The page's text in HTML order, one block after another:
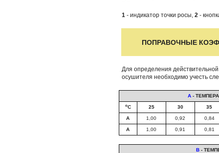
1 - индикатор точки росы, 2 -
ПОПРАВОЧНЫЕ
Для определения
осушителя необходимо учесть
A -
оС 25 30 35
А 1,00 0,92 0,84
А 1,00 0,91 0,81
B -